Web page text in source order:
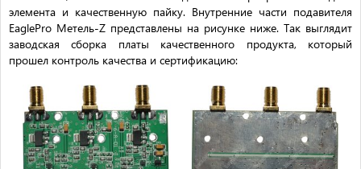
элемента и качественную пайку. Внутренние части подавителя
EaglePro Метель-Z представлены на рисунке ниже. Так выглядит
заводская сборка платы качественного продукта, который
прошел контроль качества и сертификацию: